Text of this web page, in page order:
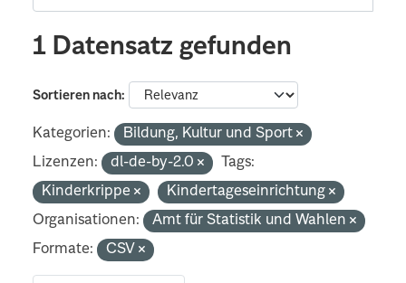
1 Datensatz gefunden
Sortieren nach
Kategorien:
Bildung, Kultur und Sport
Lizenzen:
dl-de-by-2.0
Tags:
Kinderkrippe
Kindertageseinrichtung
Organisationen:
Amt für Statistik und Wahlen
Formate:
CSV